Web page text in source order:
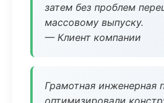
затем без проблем
массовому выпуску.
— Клиент компании
Грамотная инженерная
оптимизировали